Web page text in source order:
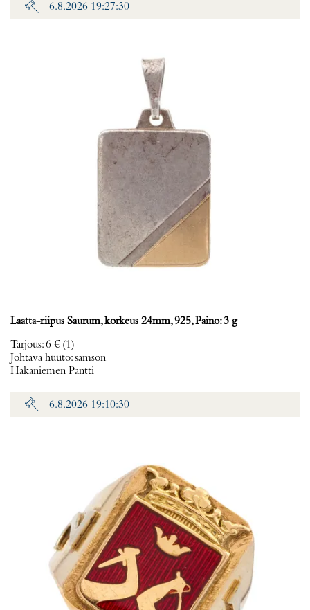
6.8.2026 19:27:30
Laatta-riipus Saurum, korkeus 24mm, 925, Paino: 3 g
Tarjous:6 € (1)
Johtava huuto:samson
Hakaniemen Pantti
6.8.2026 19:10:30